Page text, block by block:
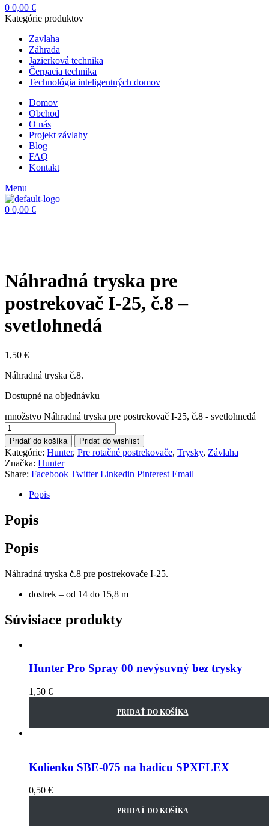
0 0,00 €
Kategórie produktov
Zavlaha
Záhrada
Jazierková technika
Čerpacia technika
Technológia inteligentných domov
Domov
Obchod
O nás
Projekt závlahy
Blog
FAQ
Kontakt
Menu
0 0,00 €
Náhradná tryska pre
postrekovač I-25, č.8 –
svetlohnedá
1,50 €
Náhradná tryska č.8.
Dostupné na objednávku
množstvo Náhradná tryska pre postrekovač I-25, č.8 - svetlohnedá
Pridať do košíka Pridať do wishlist
Kategórie: Hunter, Pre rotačné postrekovače, Trysky, Závlaha
Značka: Hunter
Share: Facebook Twitter Linkedin Pinterest Email
Popis
Popis
Popis
Náhradná tryska č.8 pre postrekovače I-25.
dostrek – od 14 do 15,8 m
Súvisiace produkty
Hunter Pro Spray 00 nevýsuvný bez trysky
1,50 €
PRIDAŤ DO KOŠÍKA
Kolienko SBE-075 na hadicu SPXFLEX
0,50 €
PRIDAŤ DO KOŠÍKA